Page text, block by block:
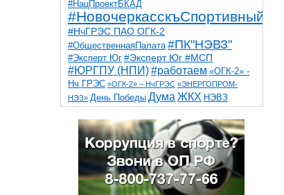
#НацПроектБКАД
#НовочеркасскъСпортивный
#НчГРЭС ПАО ОГК-2
#ОбщественнаяПалата #ПК"НЭВЗ"
#Эксперт Юг #Эксперт Юг #МСП
#ЮРГПУ (НПИ)#работаем «ОГК-2» -
Нч ГРЭС «ОГК-2» – НчГРЭС «ЭНЕРГОПРОМ-
НЭЗ» День Победы Дума ЖКХ НЭВЗ
НчГРЭС ТНТ
благоустройствоветераны выборы
детидороги казаки коррупция космос
общественная палата парк пожар роща
спорт театр транспорт художники